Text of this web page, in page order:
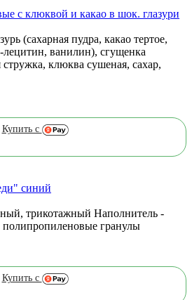
с клюквой и какао в шок. глазури
(сахарная пудра, какао тертое,
лецитин, ванилин), сгущенка
стружка, клюква сушеная, сахар,
Купить с
синий
трикотажный Наполнитель -
гранулы
Купить с